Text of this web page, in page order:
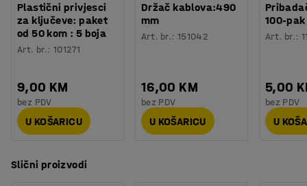
Plastični privjesci
za ključeve: paket
od 50 kom : 5 boja
Art. br.:101271
9,00 KM
bez PDV
U KOŠARICU
Držač kablova:490
mm
Art. br.: 151042
16,00 KM
bez PDV
U KOŠARICU
100-pak
Art. br.:
5,00
bez PDV
U
Slični proizvodi